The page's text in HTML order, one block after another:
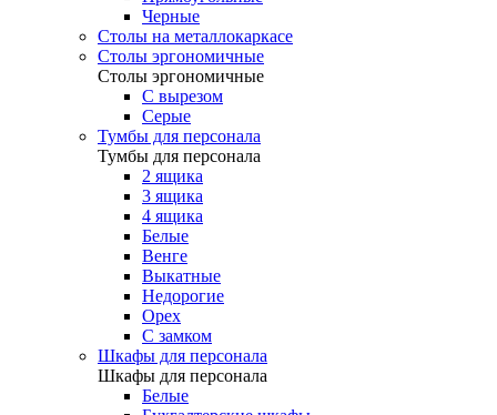
Черные
Столы на металлокаркасе
Столы эргономичные
Столы эргономичные
С вырезом
Серые
Тумбы для персонала
Тумбы для персонала
2 ящика
3 ящика
4 ящика
Белые
Венге
Выкатные
Недорогие
Орех
С замком
Шкафы для персонала
Шкафы для персонала
Белые